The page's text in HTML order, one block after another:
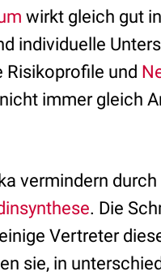
wirkt gleich gut
individuelle
Risikoprofile und
immer gleich
vermindern
. Die
Vertreter
sie, in